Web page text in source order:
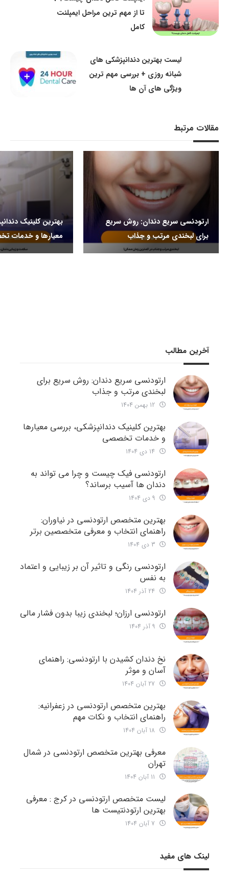
تا از مهم ترین مراحل ایمپلنت
کامل
لیست بهترین دندانپزشکی های
شبانه روزی + بررسی مهم ترین
ویژگی های آن ها
مقالات مرتبط
ارتودنسی سریع دندان: روش سریع
برای لبخندی مرتب و جذاب
بهترین کلینیک
معیارها و خدمات
آخرین مطالب
ارتودنسی سریع دندان: روش سریع برای
لبخندی مرتب و جذاب
بهترین کلینیک دندانپزشکی، بررسی معیارها
و خدمات تخصصی
ارتودنسی فیک چیست و چرا می تواند به
دندان ها آسیب برساند؟
بهترین متخصص ارتودنسی در نیاوران:
راهنمای انتخاب و معرفی متخصصین برتر
ارتودنسی رنگی و تاثیر آن بر زیبایی و اعتماد
به نفس
ارتودنسی ارزان؛ لبخندی زیبا بدون فشار مالی
نخ دندان کشیدن با ارتودنسی: راهنمای
آسان و موثر
بهترین متخصص ارتودنسی در زعفرانیه:
راهنمای انتخاب و نکات مهم
معرفی بهترین متخصص ارتودنسی در شمال
تهران
لیست متخصص ارتودنسی در کرج : معرفی
بهترین ارتودنتیست ها
لینک های مفید